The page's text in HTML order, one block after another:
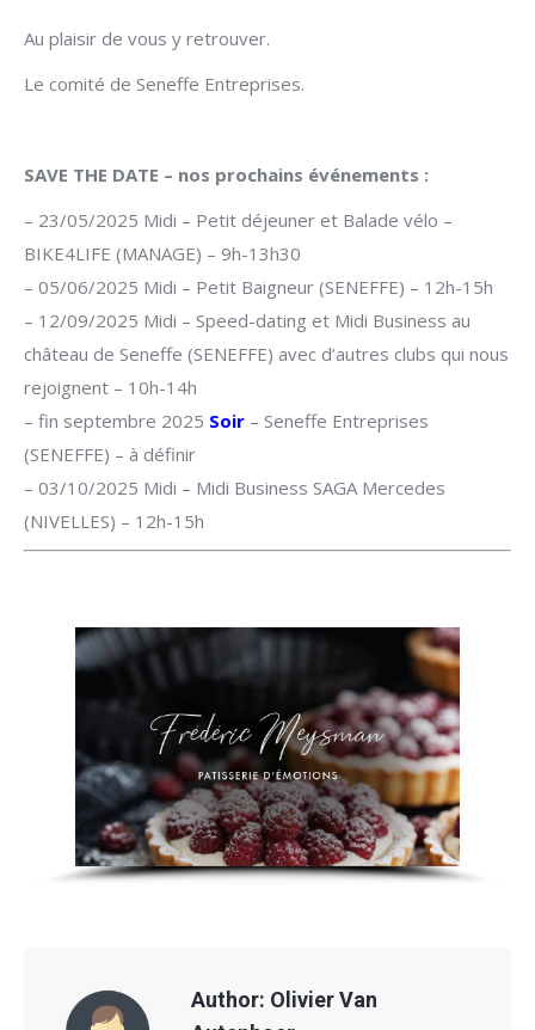
Au plaisir de vous y retrouver.
Le comité de Seneffe Entreprises.
SAVE THE DATE – nos prochains événements :
– 23/05/2025 Midi – Petit déjeuner et Balade vélo –
BIKE4LIFE (MANAGE) – 9h-13h30
– 05/06/2025 Midi – Petit Baigneur (SENEFFE) – 12h-15h
– 12/09/2025 Midi – Speed-dating et Midi Business au
château de Seneffe (SENEFFE) avec d’autres clubs qui nous
rejoignent – 10h-14h
– fin septembre 2025 Soir – Seneffe Entreprises
(SENEFFE) – à définir
– 03/10/2025 Midi – Midi Business SAGA Mercedes
(NIVELLES) – 12h-15h
Author: Olivier Van